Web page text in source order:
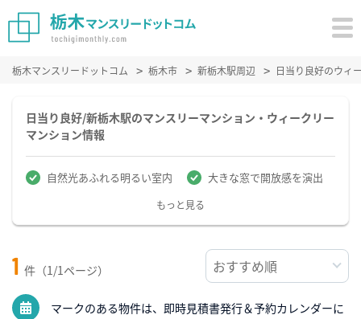
栃木マンスリードットコム 栃木市 新栃木駅周辺 日当り良好のウィ
日当り良好/新栃木駅のマンスリーマンション・ウィークリー
マンション情報
自然光あふれる明るい室内 大きな窓で開放感を演出
もっと見る
1 件（1/1ページ）
マークのある物件は、即時見積書発行＆予約カレンダーに